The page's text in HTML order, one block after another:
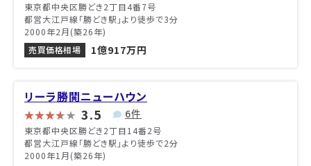
東京都中央区勝どき2丁目4番7号
都営大江戸線「勝どき駅」より徒歩で3分
2000年2月(築26年)
売買価格相場
1億917万円
リーラ勝鬨ニューハウン
3.5 6件
東京都中央区勝どき2丁目14番2号
都営大江戸線「勝どき駅」より徒歩で2分
2000年1月(築26年)